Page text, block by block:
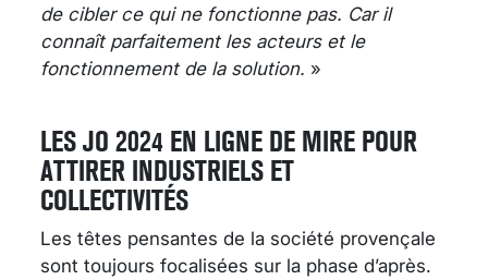
de cibler ce qui ne fonctionne pas. Car il
connaît parfaitement les acteurs et le
fonctionnement de la solution. »
LES JO 2024 EN LIGNE DE MIRE POUR
ATTIRER INDUSTRIELS ET
COLLECTIVITÉS
Les têtes pensantes de la société provençale
sont toujours focalisées sur la phase d’après.